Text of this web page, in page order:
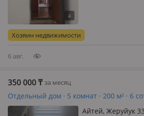
малосемейным.
Ком услуга
Хозяин недвижимости
6 авг.
350 000₸ за месяц
Отдельный дом · 5 комнат · 200 м² · 6
Айтей, Жеруйук 33